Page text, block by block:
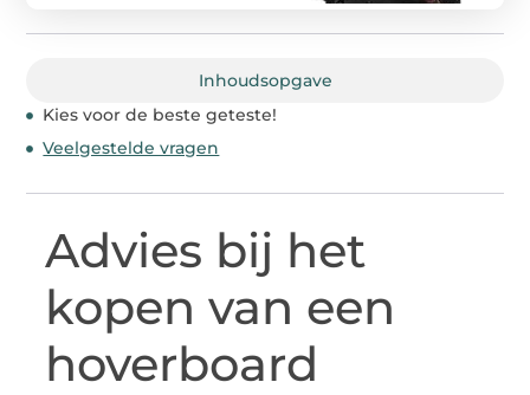
Inhoudsopgave
Kies voor de beste geteste!
Veelgestelde vragen
Advies bij het
kopen van een
hoverboard